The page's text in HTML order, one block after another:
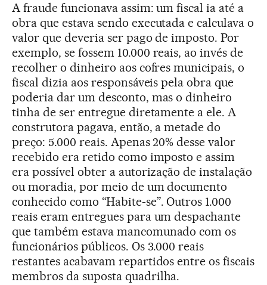
A fraude funcionava assim: um fiscal ia até a
obra que estava sendo executada e calculava o
valor que deveria ser pago de imposto. Por
exemplo, se fossem 10.000 reais, ao invés de
recolher o dinheiro aos cofres municipais, o
fiscal dizia aos responsáveis pela obra que
poderia dar um desconto, mas o dinheiro
tinha de ser entregue diretamente a ele. A
construtora pagava, então, a metade do
preço: 5.000 reais. Apenas 20% desse valor
recebido era retido como imposto e assim
era possível obter a autorização de instalação
ou moradia, por meio de um documento
conhecido como “Habite-se”. Outros 1.000
reais eram entregues para um despachante
que também estava mancomunado com os
funcionários públicos. Os 3.000 reais
restantes acabavam repartidos entre os fiscais
membros da suposta quadrilha.